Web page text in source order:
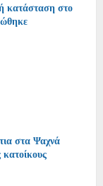
κατάσταση στο
στα Ψαχνά